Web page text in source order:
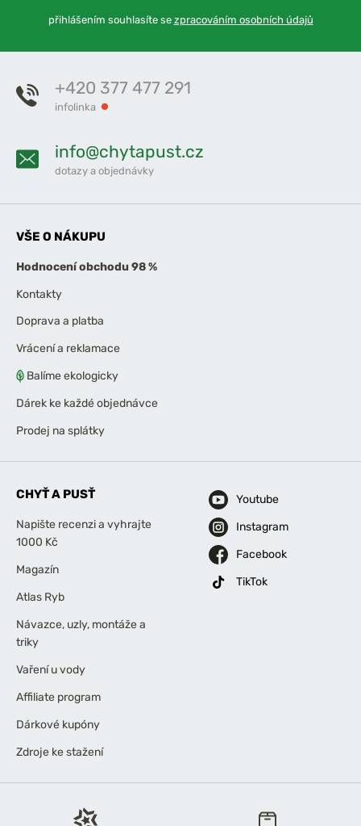
přihlášením souhlasíte se zpracováním osobních údajů
+420 377 477 291
infolinka
info@chytapust.cz
dotazy a objednávky
VŠE O NÁKUPU
Hodnocení obchodu 98 %
Kontakty
Doprava a platba
Vrácení a reklamace
Balíme ekologicky
Dárek ke každé objednávce
Prodej na splátky
CHYŤ A PUSŤ
Napište recenzi a vyhrajte
1000 Kč
Magazín
Atlas Ryb
Návazce, uzly, montáže a
triky
Vaření u vody
Affiliate program
Dárkové kupóny
Zdroje ke stažení
Youtube
Instagram
Facebook
TikTok